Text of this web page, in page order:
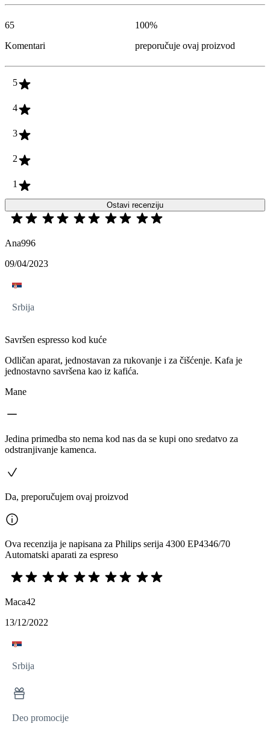
65
Komentari
100%
preporučuje ovaj proizvod
5
4
3
2
1
Ostavi recenziju
Ana996
09/04/2023
Srbija
Savršen espresso kod kuće
Odličan aparat, jednostavan za rukovanje i za čišćenje. Kafa je
jednostavno savršena kao iz kafića.
Mane
Jedina primedba sto nema kod nas da se kupi ono sredatvo za
odstranjivanje kamenca.
Da, preporučujem ovaj proizvod
Ova recenzija je napisana za Philips serija 4300 EP4346/70
Automatski aparati za espreso
Maca42
13/12/2022
Srbija
Deo promocije